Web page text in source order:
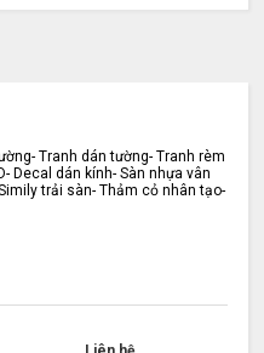
Tranh dán tường- Tranh rèm
Decal dán kính- Sàn nhựa vân
trải sàn- Thảm cỏ nhân tạo-